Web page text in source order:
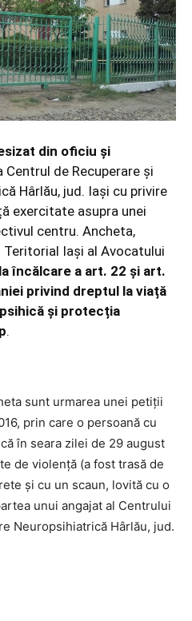
din oficiu și
Centrul de Recuperare și
Hârlău, jud. Iași cu privire
exercitate asupra unei
centru. Ancheta,
Iași al Avocatului
încălcare a art. 22 și art.
privind dreptul la viață
și protecția
.
sunt urmarea unei petiții
prin care o persoană cu
în seara zilei de 29 august
de violență (a fost trasă de
și cu un scaun, lovită cu o
unui angajat al Centrului
Neuropsihiatrică Hârlău, jud.